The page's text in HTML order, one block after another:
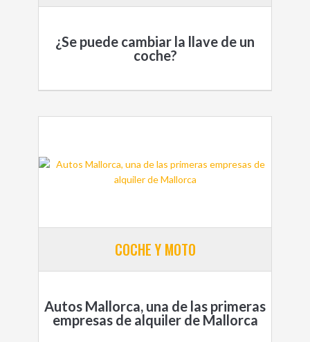
¿Se puede cambiar la llave de un
coche?
COCHE Y MOTO
Autos Mallorca, una de las primeras
empresas de alquiler de Mallorca